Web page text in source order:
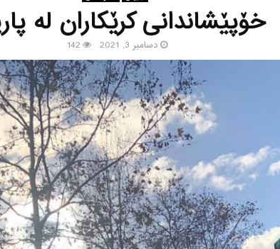
خۆپێشاندانی كرێكاران له‌
دسامبر 3, 2021 142